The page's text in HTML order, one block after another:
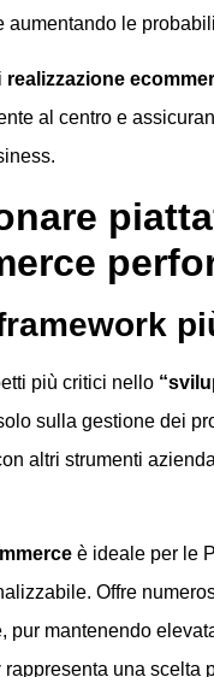
aumentando le
realizzazione
al centro e
più critici nello
sulla gestione dei
altri strumenti
è ideale per le
Offre
pur mantenendo
rappresenta una scelta